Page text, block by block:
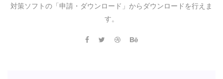
対策ソフトの「申請・ダウンロード」からダウンロードを行えま
す。